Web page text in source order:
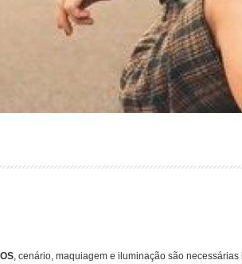
, cenário, maquiagem e iluminação são